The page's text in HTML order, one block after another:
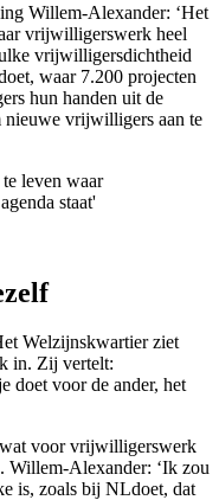
Willem-Alexander: ‘Het
vrijwilligerswerk heel
vrijwilligersdichtheid
waar 7.200 projecten
hun handen uit de
nieuwe vrijwilligers aan te
leven waar
staat'
Welzijnskwartier ziet
in. Zij vertelt:
doet voor de ander, het
voor vrijwilligerswerk
Willem-Alexander: ‘Ik zou
is, zoals bij NLdoet, dat